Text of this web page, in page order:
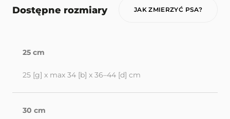
Dostępne rozmiary JAK ZMIERZYĆ PSA?
25 cm
25 [g] x max 34 [b] x 36–44 [d] cm
30 cm